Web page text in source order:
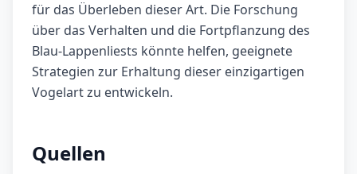
für das Überleben dieser Art. Die Forschung
über das Verhalten und die Fortpflanzung des
Blau-Lappenliests könnte helfen, geeignete
Strategien zur Erhaltung dieser einzigartigen
Vogelart zu entwickeln.
Quellen